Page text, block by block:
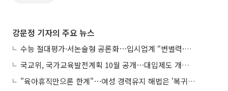
강문정 기자의 주요 뉴스
수능 절대평가·서논술형 공론화⋯입시업계 “변별력·사교육 대책 먼저”
국교위, 국가교육발전계획 10월 공개⋯대입제도 개편 공론화 추진
"육아휴직만으론 한계"⋯여성 경력유지 해법은 '복귀 후 유연근무’